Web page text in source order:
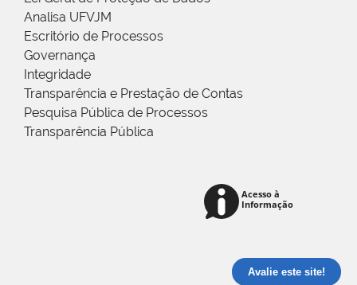
Analisa UFVJM
Escritório de Processos
Governança
Integridade
Transparência e Prestação de Contas
Pesquisa Pública de Processos
Transparência Pública
Avalie este site!